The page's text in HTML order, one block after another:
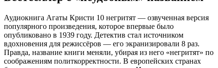
Аудиокнига Агаты Кристи 10 негритят — озвученная версия
популярного произведения, которое впервые было
опубликовано в 1939 году. Детектив стал источником
вдохновения для режиссёров — его экранизировали 8 раз.
Правда, название книги меняли, убирая из него «негритят» по
соображениям политкорректности. В европейских странах